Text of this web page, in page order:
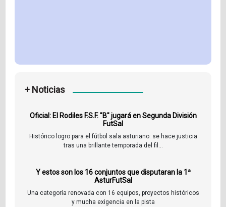
+ Noticias
Oficial: El Rodiles F.S.F. "B" jugará en Segunda División
FutSal
Histórico logro para el fútbol sala asturiano: se hace justicia
tras una brillante temporada del fil...
Y estos son los 16 conjuntos que disputaran la 1ª
AsturFutSal
Una categoría renovada con 16 equipos, proyectos históricos
y mucha exigencia en la pista